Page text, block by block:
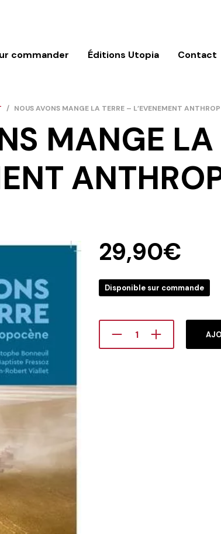
commander Éditions Utopia Contact
/ NOUS AVONS MANGE LA TERRE – L’EVENEMENT
MANGE LA
29,90€
Disponible sur commande